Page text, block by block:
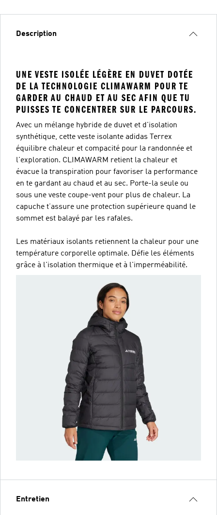
Description
UNE VESTE ISOLÉE LÉGÈRE EN DUVET DOTÉE
DE LA TECHNOLOGIE CLIMAWARM POUR TE
GARDER AU CHAUD ET AU SEC AFIN QUE TU
PUISSES TE CONCENTRER SUR LE PARCOURS.
Avec un mélange hybride de duvet et d'isolation
synthétique, cette veste isolante adidas Terrex
équilibre chaleur et compacité pour la randonnée et
l'exploration. CLIMAWARM retient la chaleur et
évacue la transpiration pour favoriser la performance
en te gardant au chaud et au sec. Porte-la seule ou
sous une veste coupe-vent pour plus de chaleur. La
capuche t’assure une protection supérieure quand le
sommet est balayé par les rafales.
Les matériaux isolants retiennent la chaleur pour une
température corporelle optimale. Défie les éléments
grâce à l'isolation thermique et à l'imperméabilité.
Entretien